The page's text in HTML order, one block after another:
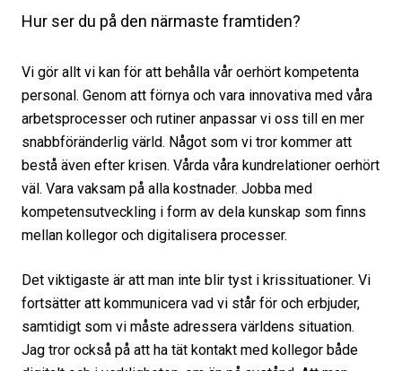
Hur ser du på den närmaste framtiden?
Vi gör allt vi kan för att behålla vår oerhört kompetenta
personal. Genom att förnya och vara innovativa med våra
arbetsprocesser och rutiner anpassar vi oss till en mer
snabbföränderlig värld. Något som vi tror kommer att
bestå även efter krisen. Vårda våra kundrelationer oerhört
väl. Vara vaksam på alla kostnader. Jobba med
kompetensutveckling i form av dela kunskap som finns
mellan kollegor och digitalisera processer.
Det viktigaste är att man inte blir tyst i krissituationer. Vi
fortsätter att kommunicera vad vi står för och erbjuder,
samtidigt som vi måste adressera världens situation.
Jag tror också på att ha tät kontakt med kollegor både